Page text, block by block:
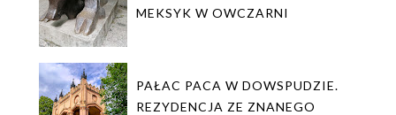
MEKSYK W OWCZARNI
PAŁAC PACA W DOWSPUDZIE.
REZYDENCJA ZE ZNANEGO